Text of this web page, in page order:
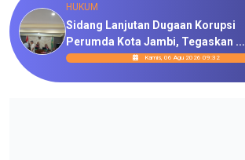
HUKUM
Sidang Lanjutan Dugaan Korupsi
Perumda Kota Jambi, Tegaskan ...
Kamis, 06 Agu 2026 09:32